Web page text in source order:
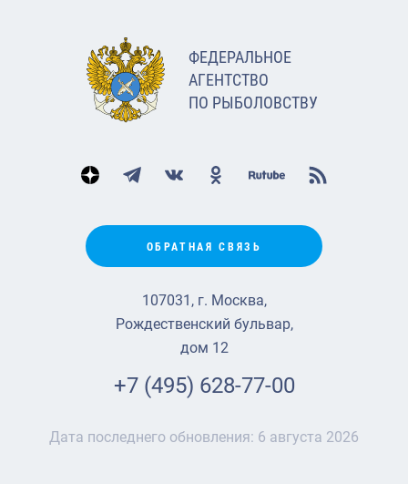
ФЕДЕРАЛЬНОЕ
АГЕНТСТВО
ПО РЫБОЛОВСТВУ
ОБРАТНАЯ СВЯЗЬ
107031, г. Москва,
Рождественский бульвар,
дом 12
+7 (495) 628-77-00
Дата последнего обновления: 6 августа 2026